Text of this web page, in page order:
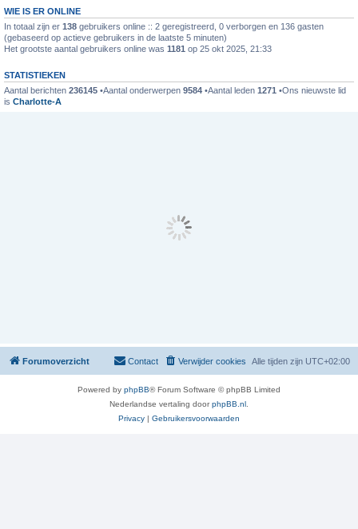
WIE IS ER ONLINE
In totaal zijn er 138 gebruikers online :: 2 geregistreerd, 0 verborgen en 136 gasten
(gebaseerd op actieve gebruikers in de laatste 5 minuten)
Het grootste aantal gebruikers online was 1181 op 25 okt 2025, 21:33
STATISTIEKEN
Aantal berichten 236145 •Aantal onderwerpen 9584 •Aantal leden 1271 •Ons nieuwste lid
is Charlotte-A
Forumoverzicht Alle tijden zijn UTC+02:00
Verwijder cookies
Contact
Powered by phpBB® Forum Software © phpBB Limited
Nederlandse vertaling doorphpBB.nl
Privacy | Gebruikersvoorwaarden